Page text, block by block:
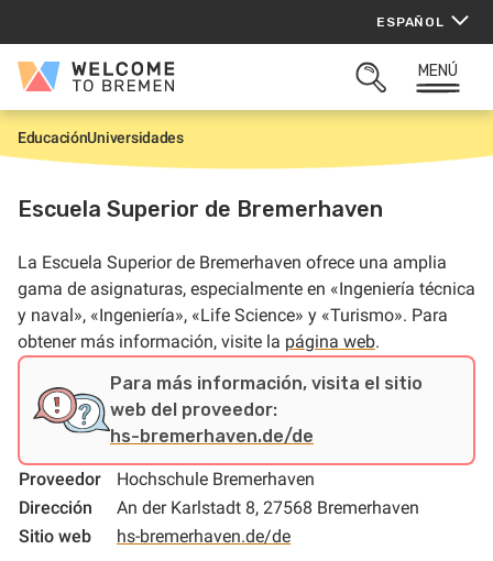
contenido
ESPAÑOL
Welcome
Bremen
ABRIR
MENÚ
I
n
c
i
EducaciónUniversidades
Escuela Superior de Bremerhaven
La Escuela Superior de Bremerhaven ofrece una amplia
gama de asignaturas, especialmente en «Ingeniería técnica
y naval», «Ingeniería», «Life Science» y «Turismo». Para
obtener más información, visite la página web.
Para más información, visita el sitio
web del proveedor:
hs-bremerhaven.de/de
Proveedor
Hochschule Bremerhaven
Dirección
An der Karlstadt 8, 27568 Bremerhaven
Sitio web
hs-bremerhaven.de/de